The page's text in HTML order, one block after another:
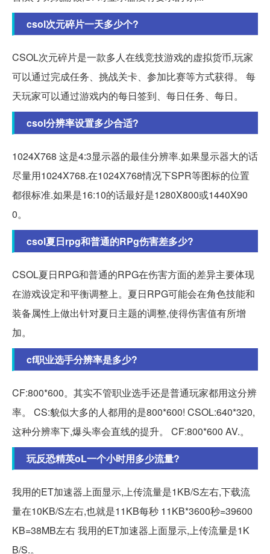
csol次元碎片一天多少个?
CSOL次元碎片是一款多人在线竞技游戏的虚拟货币,玩家
可以通过完成任务、挑战关卡、参加比赛等方式获得。 每
天玩家可以通过游戏内的每日签到、每日任务、每日。
csol分辨率设置多少合适?
1024X768 这是4:3显示器的最佳分辨率.如果显示器大的话
尽量用1024X768.在1024X768情况下SPR等图标的位置
都很标准.如果是16:10的话最好是1280X800或1440X90
0。
csol夏日rpg和普通的RPg伤害差多少?
CSOL夏日RPG和普通的RPG在伤害方面的差异主要体现
在游戏设定和平衡调整上。夏日RPG可能会在角色技能和
装备属性上做出针对夏日主题的调整,使得伤害值有所增
加。
cf职业选手分辨率是多少?
CF:800*600。其实不管职业选手还是普通玩家都用这分辨
率。 CS:貌似大多的人都用的是800*600! CSOL:640*320,
这种分辨率下,爆头率会直线的提升。 CF:800*600 AV.。
玩反恐精英oL一个小时用多少流量?
我用的ET加速器上面显示,上传流量是1KB/S左右,下载流
量在10KB/S左右,也就是11KB每秒 11KB*3600秒=39600
KB=38MB左右 我用的ET加速器上面显示,上传流量是1K
B/S.。